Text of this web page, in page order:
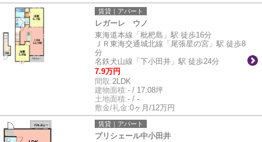
賃貸｜アパート
レガーレ ウノ
東海道本線「枇杷島」駅 徒歩16分
ＪＲ東海交通城北線「尾張星の宮」駅 徒歩8
分
名鉄犬山線「下小田井」駅 徒歩24分
7.9万円
間取:2LDK
建物面積:- / 17.08坪
土地面積:- / -
敷金/礼金:0ヶ月/12万円
賃貸｜アパート
プリシェール中小田井